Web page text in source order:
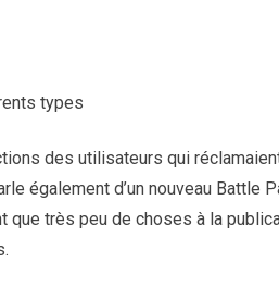
types
des utilisateurs qui
également d’un nouveau Battle
que très peu de choses à la